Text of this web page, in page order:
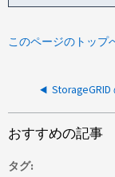
このページのトップ
おすすめの記事
タグ